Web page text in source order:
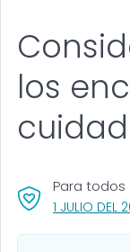
1 JULIO DEL
Para todos
los